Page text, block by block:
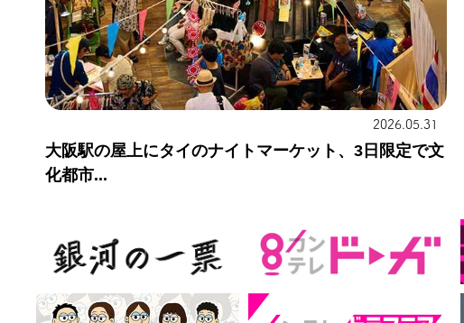
2026.05.31
大阪駅の屋上にタイのナイトマーケット、3日限定で文
化都市...